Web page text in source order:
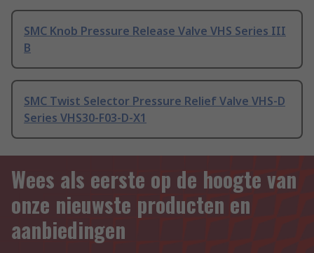
SMC Knob Pressure Release Valve VHS Series III
B
SMC Twist Selector Pressure Relief Valve VHS-D
Series VHS30-F03-D-X1
Wees als eerste op de hoogte van
onze nieuwste producten en
aanbiedingen